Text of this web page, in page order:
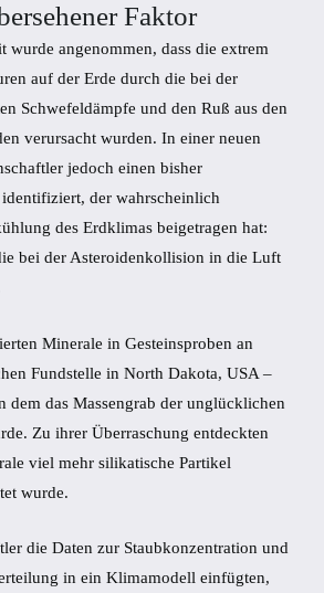
Faktor
wurde angenommen, dass die extrem
auf der Erde durch die bei der
Schwefeldämpfe und den Ruß aus den
verursacht wurden. In einer neuen
jedoch einen bisher
identifiziert, der wahrscheinlich
des Erdklimas beigetragen hat:
bei der Asteroidenkollision in die Luft
Minerale in Gesteinsproben an
Fundstelle in North Dakota, USA –
dem das Massengrab der unglücklichen
Zu ihrer Überraschung entdeckten
viel mehr silikatische Partikel
wurde.
die Daten zur Staubkonzentration und
in ein Klimamodell einfügten,